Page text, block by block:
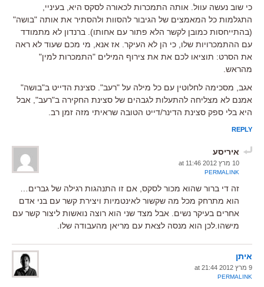
כי שוב נעשה עוול. אותה התמכרות לכאורה לסקס היא, בעיניי,
התגלמות כל המאמצים של הגיבור להסוות ולהסתיר את אותה "בושה"
(בהתייחסות כמובן לקשר הלא פתור עם אחותו). ברנדון לא מתמודד
עם ההתמכרויות שלו, כי הן לא העיקר. אז אנא, מי מכם שעוד לא ראה
את הסרט: תוציאו לכם את את צירוף המילים "התמכרות למין"
מהראש.
אגב, מסכימה לחלוטין עם כל מילה על "רעב". סצינת הדייט ב"בושה"
אמנם לא מצליחה להתעלות לגבהים של סצינת החקירה ב"רעב", אבל
היא בלי ספק סצינת הדינר/דייט הטובה שראיתי מזה זמן רב.
REPLY
איריסע
10 מרץ 2012 at 11:46
PERMALINK
זה די ברור שהוא מכור לסקס, אם זו התנהגות רגילה של גברים…
הוא מתרחק מכל מה שקשור לאינטמיות ויצירת קשר עם בני אדם
אחרים בעיקר נשים. אבל מצד שני הוא רוצה נואשות ליצור קשר עם
מישהו.לכן הוא מנסה לצאת עם מריאן מהעבודה שלו.
איתן
9 מרץ 2012 at 21:44
PERMALINK